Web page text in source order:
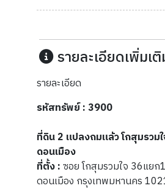
รายละเอียดเพิ่มเ
รายละเอียด
รหัสทรัพย์ : 3900
ที่ดิน 2 แปลงถมแล้ว โกสุมรวม
ดอนเมือง
ที่ตั้ง :ซอย โกสุมรวมใจ 36แยก
ดอนเมือง กรุงเทพมหานคร